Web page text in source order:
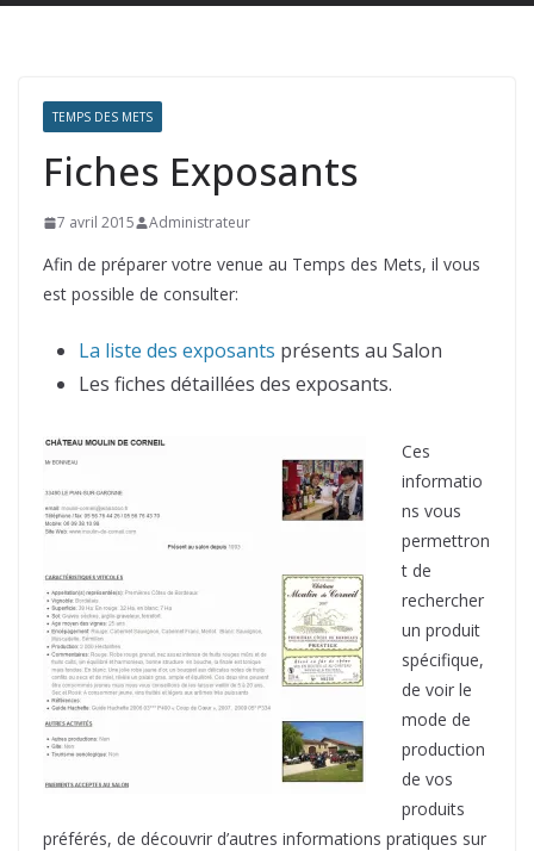
TEMPS DES METS
Fiches Exposants
7 avril 2015 Administrateur
Afin de préparer votre venue au Temps des Mets, il vous
est possible de consulter:
La liste des exposants présents au Salon
Les fiches détaillées des exposants.
Ces
informatio
ns vous
permettron
t de
rechercher
un produit
spécifique,
de voir le
mode de
production
de vos
produits
préférés, de découvrir d’autres informations pratiques sur